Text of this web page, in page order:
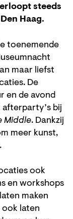
steeds
Haag.
toenemende
maar liefst
De
en de avond
bij
Middle. Dankzij
meer kunst,
ook
en workshops
maken
ook laten